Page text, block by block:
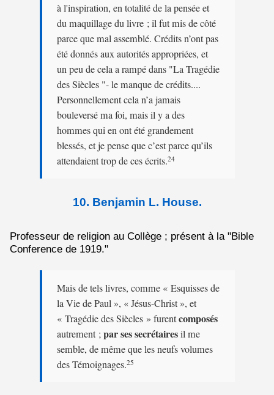
à l'inspiration, en totalité de la pensée et
du maquillage du livre ; il fut mis de côté
parce que mal assemblé. Crédits n’ont pas
été donnés aux autorités appropriées, et
un peu de cela a rampé dans "La Tragédie
des Siècles "- le manque de crédits....
Personnellement cela n’a jamais
bouleversé ma foi, mais il y a des
hommes qui en ont été grandement
blessés, et je pense que c’est parce qu’ils
attendaient trop de ces écrits.24
10. Benjamin L. House.
Professeur de religion au Collège ; présent à la "Bible
Conference de 1919."
Mais de tels livres, comme « Esquisses de
la Vie de Paul », « Jésus-Christ », et
« Tragédie des Siècles » furentcomposés
autrement ;par ses secrétairesil me
semble, de même que les neufs volumes
des Témoignages.25